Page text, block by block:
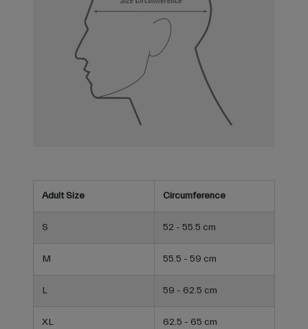
Adult Size Circumference
S 52 - 55.5 cm
M 55.5 - 59 cm
L 59 - 62.5 cm
XL 62.5 - 65 cm